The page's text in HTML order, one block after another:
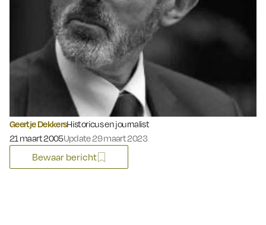
Geertje DekkersHistoricus en journalist
Gepubliceerd op:
21 maart 2005Update 29 maart 2023
Bewaar bericht